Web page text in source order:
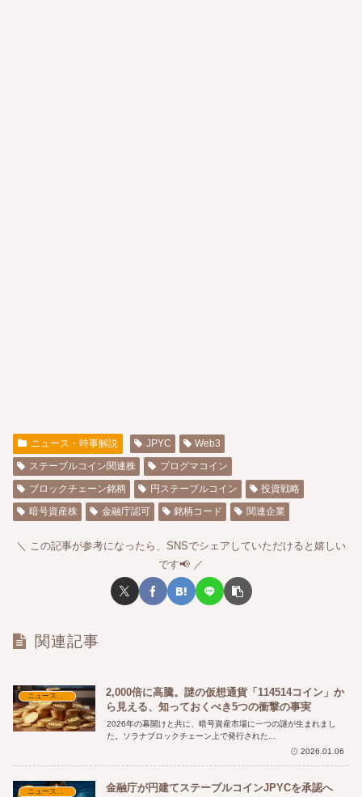
ニュース・時事解説 JPYC
Web3
ステーブルコイン関連株
プログマコイン
ブロックチェーン銘柄
円ステーブルコイン
投資戦略
暗号資産株
金融庁認可 銘柄コード 関連企業
この記事が参考になったら、SNSでシェアしていただけると嬉しい
です📢
関連記事
ニュース・時事解説
2,000倍に高騰。謎の仮想通貨「114514コイン」か
ら見える、知っておくべき5つの衝撃の事実
2026年の幕開けと共に、暗号資産市場に一つの謎が生まれまし
た。ソラナブロックチェーン上で発行された...
2026.01.06
ニュース・時事解説 金融庁が円建てステーブルコインJPYCを承認へ